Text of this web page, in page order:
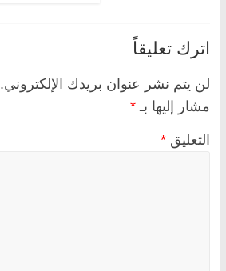
اترك تعليقاً
لن يتم نشر عنوان بريدك الإلكتروني.
مشار إليها بـ *
التعليق *